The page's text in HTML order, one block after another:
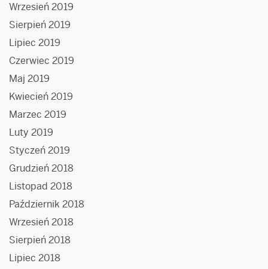
Wrzesień 2019
Sierpień 2019
Lipiec 2019
Czerwiec 2019
Maj 2019
Kwiecień 2019
Marzec 2019
Luty 2019
Styczeń 2019
Grudzień 2018
Listopad 2018
Październik 2018
Wrzesień 2018
Sierpień 2018
Lipiec 2018